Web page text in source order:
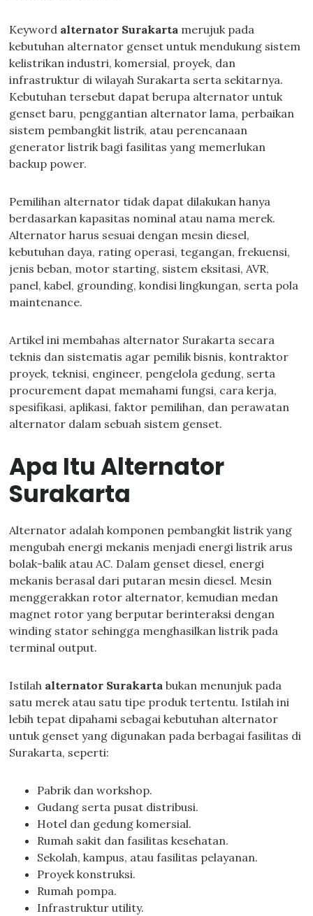
Keyword alternator Surakarta merujuk pada
kebutuhan alternator genset untuk mendukung sistem
kelistrikan industri, komersial, proyek, dan
infrastruktur di wilayah Surakarta serta sekitarnya.
Kebutuhan tersebut dapat berupa alternator untuk
genset baru, penggantian alternator lama, perbaikan
sistem pembangkit listrik, atau perencanaan
generator listrik bagi fasilitas yang memerlukan
backup power.
Pemilihan alternator tidak dapat dilakukan hanya
berdasarkan kapasitas nominal atau nama merek.
Alternator harus sesuai dengan mesin diesel,
kebutuhan daya, rating operasi, tegangan, frekuensi,
jenis beban, motor starting, sistem eksitasi, AVR,
panel, kabel, grounding, kondisi lingkungan, serta pola
maintenance.
Artikel ini membahas alternator Surakarta secara
teknis dan sistematis agar pemilik bisnis, kontraktor
proyek, teknisi, engineer, pengelola gedung, serta
procurement dapat memahami fungsi, cara kerja,
spesifikasi, aplikasi, faktor pemilihan, dan perawatan
alternator dalam sebuah sistem genset.
Apa Itu Alternator
Surakarta
Alternator adalah komponen pembangkit listrik yang
mengubah energi mekanis menjadi energi listrik arus
bolak-balik atau AC. Dalam genset diesel, energi
mekanis berasal dari putaran mesin diesel. Mesin
menggerakkan rotor alternator, kemudian medan
magnet rotor yang berputar berinteraksi dengan
winding stator sehingga menghasilkan listrik pada
terminal output.
Istilah alternator Surakarta bukan menunjuk pada
satu merek atau satu tipe produk tertentu. Istilah ini
lebih tepat dipahami sebagai kebutuhan alternator
untuk genset yang digunakan pada berbagai fasilitas di
Surakarta, seperti:
Pabrik dan workshop.
Gudang serta pusat distribusi.
Hotel dan gedung komersial.
Rumah sakit dan fasilitas kesehatan.
Sekolah, kampus, atau fasilitas pelayanan.
Proyek konstruksi.
Rumah pompa.
Infrastruktur utility.